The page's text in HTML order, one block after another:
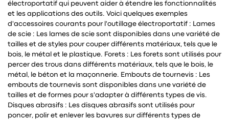
électroportatif qui peuvent aider à étendre les fonctionnalités
et les applications des outils. Voici quelques exemples
d'accessoires courants pour l'outillage électroportatif : Lames
de scie : Les lames de scie sont disponibles dans une variété de
tailles et de styles pour couper différents matériaux, tels que le
bois, le métal et le plastique. Forets : Les forets sont utilisés pour
percer des trous dans différents matériaux, tels que le bois, le
métal, le béton et la maçonnerie. Embouts de tournevis : Les
embouts de tournevis sont disponibles dans une variété de
tailles et de formes pour s'adapter à différents types de vis.
Disques abrasifs : Les disques abrasifs sont utilisés pour
poncer, polir et enlever les bavures sur différents types de